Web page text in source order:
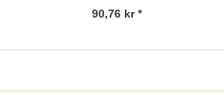
90,76 kr *